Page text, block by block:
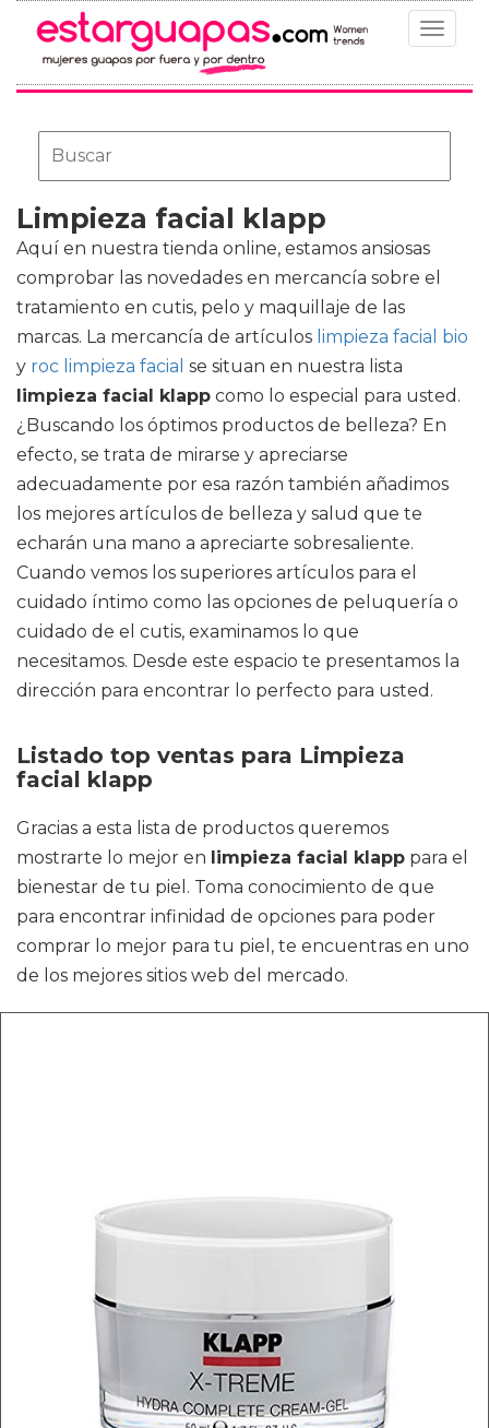
Toggle
Limpieza facial klapp
Aquí en nuestra tienda online, estamos ansiosas
comprobar las novedades en mercancía sobre el
tratamiento en cutis, pelo y maquillaje de las
marcas. La mercancía de artículos limpieza facial bio
y roc limpieza facial se situan en nuestra lista
limpieza facial klapp como lo especial para usted.
¿Buscando los óptimos productos de belleza? En
efecto, se trata de mirarse y apreciarse
adecuadamente por esa razón también añadimos
los mejores artículos de belleza y salud que te
echarán una mano a apreciarte sobresaliente.
Cuando vemos los superiores artículos para el
cuidado íntimo como las opciones de peluquería o
cuidado de el cutis, examinamos lo que
necesitamos. Desde este espacio te presentamos la
dirección para encontrar lo perfecto para usted.
Listado top ventas para Limpieza
facial klapp
Gracias a esta lista de productos queremos
mostrarte lo mejor en limpieza facial klapp para el
bienestar de tu piel. Toma conocimiento de que
para encontrar infinidad de opciones para poder
comprar lo mejor para tu piel, te encuentras en uno
de los mejores sitios web del mercado.